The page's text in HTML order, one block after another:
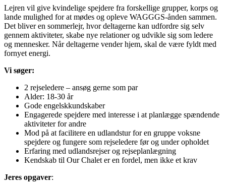
Lejren vil give kvindelige spejdere fra forskellige grupper, korps og
lande mulighed for at mødes og opleve WAGGGS-ånden sammen.
Det bliver en sommerlejr, hvor deltagerne kan udfordre sig selv
gennem aktiviteter, skabe nye relationer og udvikle sig som ledere
og mennesker. Når deltagerne vender hjem, skal de være fyldt med
fornyet energi.
Vi søger:
2 rejseledere – ansøg gerne som par
Alder: 18-30 år
Gode engelskkundskaber
Engagerede spejdere med interesse i at planlægge spændende
aktiviteter for andre
Mod på at facilitere en udlandstur for en gruppe voksne
spejdere og fungere som rejseledere før og under opholdet
Erfaring med udlandsrejser og rejseplanlægning
Kendskab til Our Chalet er en fordel, men ikke et krav
Jeres opgaver: